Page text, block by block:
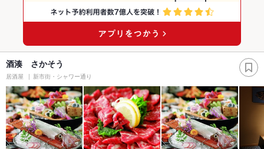
酒湊 さかそう
居酒屋 新市街・シャワー通り